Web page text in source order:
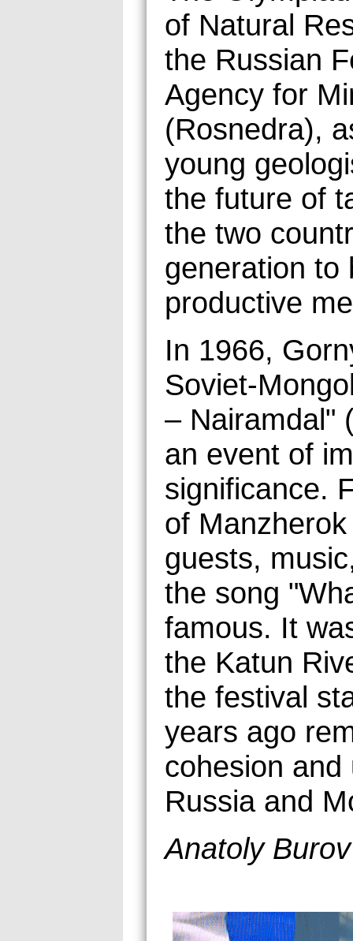
of Natural
the Russian
Agency for
(Rosnedra),
young
the future of
the two
generation to
productive
In 1966,
Soviet-
– Nairamdal"
an event of
significance.
of
guests,
the song
famous. It
the Katun
the festival
years ago
cohesion
Russia and
Anatoly